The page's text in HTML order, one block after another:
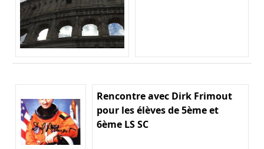
Rencontre avec Dirk Frimout
pour les élèves de 5ème et
6ème LS SC